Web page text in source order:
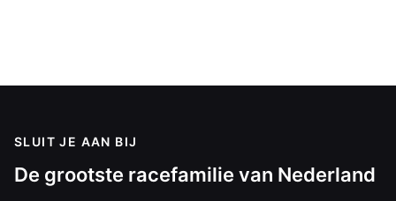
SLUIT JE AAN BIJ
De grootste racefamilie van Nederland